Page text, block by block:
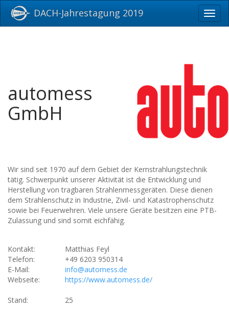
DACH-Jahrestagung 2019
automess
GmbH
Wir sind seit 1970 auf dem Gebiet der Kernstrahlungstechnik
tätig. Schwerpunkt unserer Aktivität ist die Entwicklung und
Herstellung von tragbaren Strahlenmessgeräten. Diese dienen
dem Strahlenschutz in Industrie, Zivil- und Katastrophenschutz
sowie bei Feuerwehren. Viele unsere Geräte besitzen eine PTB-
Zulassung und sind somit eichfähig.
Kontakt:
Matthias Feyl
Telefon:
+49 6203 950314
E-Mail:
info@automess.de
Webseite:
https://www.automess.de/
Stand: 25